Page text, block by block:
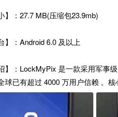
】：27.7 MB(压缩包23.9mb)
】：Android 6.0 及以上
】：LockMyPix 是一款采用军事
球已有超过 4000 万用户信赖 。核